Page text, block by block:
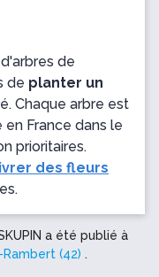
de
de planter un
Chaque arbre est
France dans le
prioritaires.
des fleurs
a été publié à
(42) .